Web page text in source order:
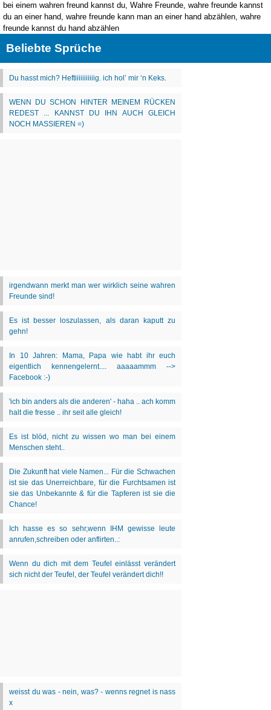
bei einem wahren freund kannst du, Wahre Freunde, wahre freunde kannst
du an einer hand, wahre freunde kann man an einer hand abzählen, wahre
freunde kannst du hand abzählen
Beliebte Sprüche